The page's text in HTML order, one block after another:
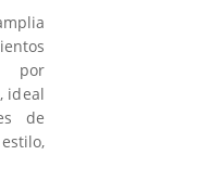
por
ideal
de